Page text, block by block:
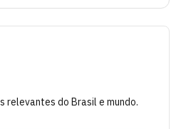
relevantes do Brasil e mundo.